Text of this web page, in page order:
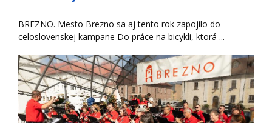
BREZNO. Mesto Brezno sa aj tento rok zapojilo do
celoslovenskej kampane Do práce na bicykli, ktorá ...